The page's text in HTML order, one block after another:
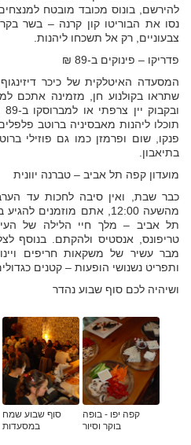
להירשם, בונוס מכובד מובטח
נסו את הבוריטו קון קרנה – בשר
צבעוניים, רק אל תשכחו ליהנות.
פדריקו – פינוקים ב-89 ₪
המסעדה האיטלקית של כיכר
שתראו בקולנוע חן, מזמינה אתכם
תוכלו ליהנות מאבסיניה ברוטב
פנקו, שום ופרמזן כמו גם פוזילי
בתיאבון.
מועדון קפה תל אביב – טברנה יוונית
כבר שבת, ואין סיבה לחכות עד
מהשעה 12:00, אתם
תל אביב – מלך חיי הלילה של
טריפונס, אנסטיס ולהקתם. בנוסף
מבר עשיר של משקאות חריפים
ותפריט נשנושי הופעות – קטנים
ושיהיה לכם סוף שבוע נהדר
קפה יפו - בופה
בוקר וסיור
סוף שבוע שמח
במסעדות